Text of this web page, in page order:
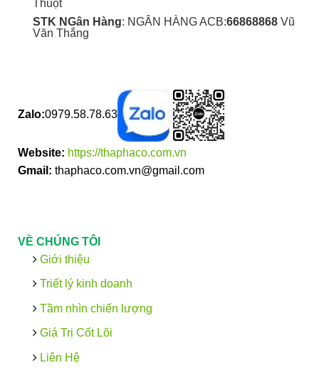
Thuột
STK NGân Hàng: NGÂN HÀNG ACB:66868868Vũ
Văn Thắng
Zalo:0979.58.78.63
Website: https://thaphaco.com.vn
Gmail: thaphaco.com.vn@gmail.com
VỀ CHÚNG TÔI
Giới thiệu
Triết lý kinh doanh
Tầm nhìn chiến lượng
Giá Trị Cốt Lõi
Liên Hệ